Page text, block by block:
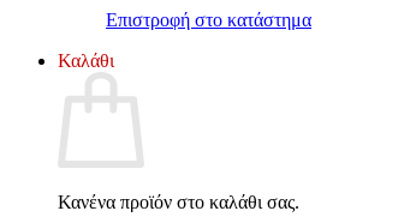
Επιστροφή στο κατάστημα
Καλάθι
Κανένα προϊόν στο καλάθι σας.